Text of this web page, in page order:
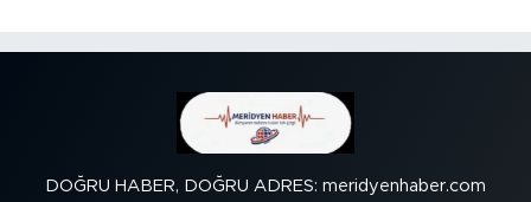
DOĞRU HABER, DOĞRU ADRES: meridyenhaber.com